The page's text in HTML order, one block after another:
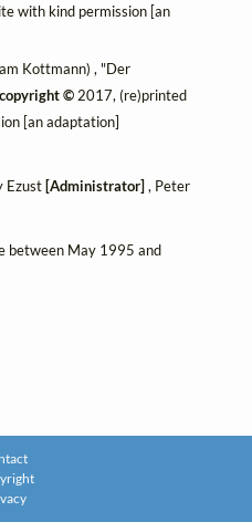
with kind permission [an
Kottmann) , "Der
copyright ©2017, (re)printed
[an adaptation]
Ezust [Administrator] , Peter
between May 1995 and